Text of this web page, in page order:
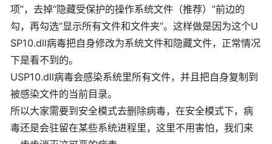
项”，去掉“隐藏受保护的操作系统文件（推荐）”前边的
勾，再勾选“显示所有文件和文件夹”。这样做是因为这个U
SP10.dll病毒把自身修改为系统文件和隐藏文件，正常情况
下是看不到的。
USP10.dll病毒会感染系统里所有文件，并且把自身复制到
被感染文件的当前目录。
所以大家需要到安全模式去删除病毒，在安全模式下，病
毒还是会驻留在某些系统进程里，这里不用害怕，我们来